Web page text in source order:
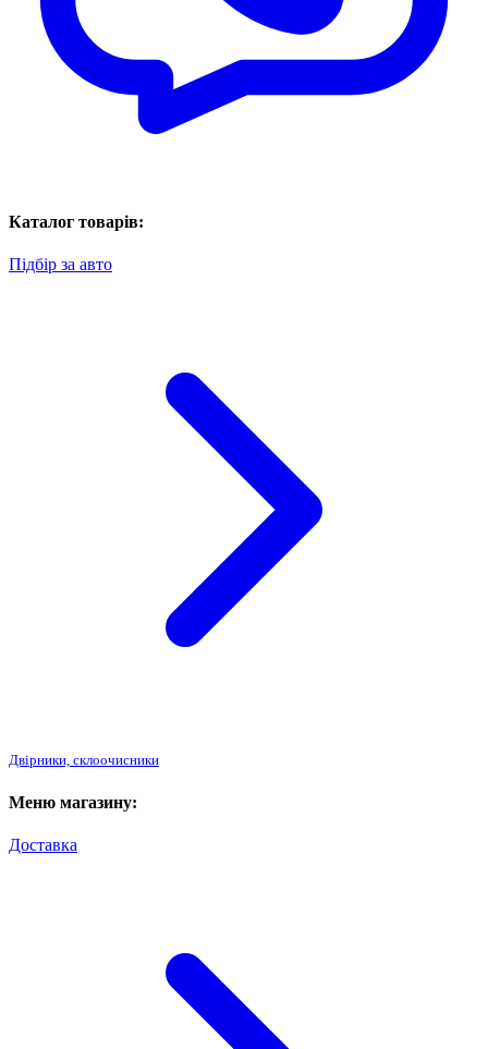
Каталог товарів:
Підбір за авто
Двірники, склоочисники
Меню магазину:
Доставка